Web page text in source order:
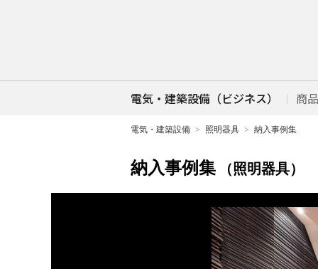
電気・建築設備（ビジネス） 商
電気・建築設備 照明器具 納入事例集
納入事例集 （照明器具）